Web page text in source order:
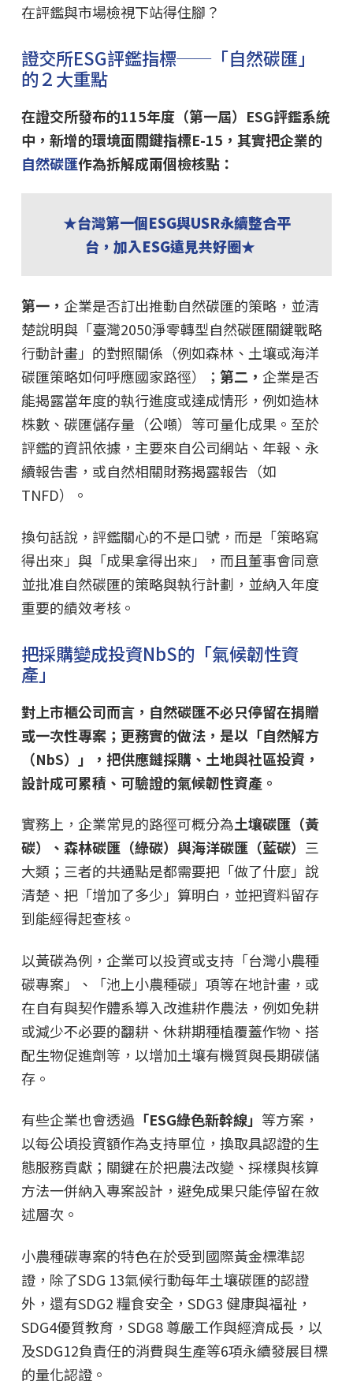
在評鑑與市場檢視下站得住腳？
證交所ESG評鑑指標──「自然碳匯」
的２大重點
在證交所發布的115年度（第一屆）ESG評鑑系統
中，新增的環境面關鍵指標E-15，其實把企業的
自然碳匯作為拆解成兩個檢核點：
★台灣第一個ESG與USR永續整合平
台，加入ESG遠見共好圈★
第一， 企業是否訂出推動自然碳匯的策略，並清
楚說明與「臺灣2050淨零轉型自然碳匯關鍵戰略
行動計畫」的對照關係（例如森林、土壤或海洋
碳匯策略如何呼應國家路徑）； 第二， 企業是否
能揭露當年度的執行進度或達成情形，例如造林
株數、碳匯儲存量（公噸）等可量化成果。至於
評鑑的資訊依據，主要來自公司網站、年報、永
續報告書，或自然相關財務揭露報告（如
TNFD）。
換句話說，評鑑關心的不是口號，而是「策略寫
得出來」與「成果拿得出來」，而且董事會同意
並批准自然碳匯的策略與執行計劃，並納入年度
重要的績效考核。
把採購變成投資NbS的「氣候韌性資
產」
對上市櫃公司而言，自然碳匯不必只停留在捐贈
或一次性專案；更務實的做法，是以「自然解方
（NbS）」，把供應鏈採購、土地與社區投資，
設計成可累積、可驗證的氣候韌性資產。
實務上，企業常見的路徑可概分為土壤碳匯（黃
碳）、森林碳匯（綠碳）與海洋碳匯（藍碳） 三
大類；三者的共通點是都需要把「做了什麼」說
清楚、把「增加了多少」算明白，並把資料留存
到能經得起查核。
以黃碳為例，企業可以投資或支持「台灣小農種
碳專案」、「池上小農種碳」項等在地計畫，或
在自有與契作體系導入改進耕作農法，例如免耕
或減少不必要的翻耕、休耕期種植覆蓋作物、搭
配生物促進劑等，以增加土壤有機質與長期碳儲
存。
有些企業也會透過「ESG綠色新幹線」 等方案，
以每公頃投資額作為支持單位，換取具認證的生
態服務貢獻；關鍵在於把農法改變、採樣與核算
方法一併納入專案設計，避免成果只能停留在敘
述層次。
小農種碳專案的特色在於受到國際黃金標準認
證，除了SDG 13氣候行動每年土壤碳匯的認證
外，還有SDG2 糧食安全，SDG3 健康與福祉，
SDG4優質教育，SDG8 尊嚴工作與經濟成長，以
及SDG12負責任的消費與生產等6項永續發展目標
的量化認證。